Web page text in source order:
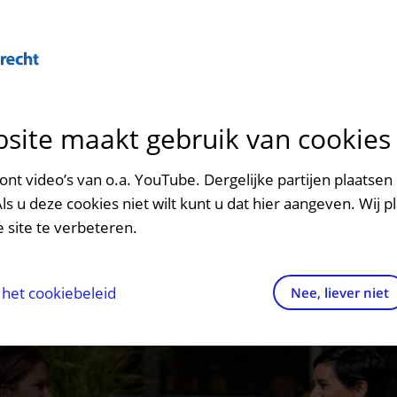
patiëntportaal
het ziekenhuis
en voorzieningen
en veiligheid
Contact en route
Contactgegevens
Contact met polikliniek
Verwijzers
Teleconsult aanvragen
Zorgverlenersportaal
uVerhalen uit het UMC Utrecht Hoe werken wij samen
maakt gebruik van cookies
video’s van o.a. YouTube. Dergelijke partijen
u deze cookies niet wilt kunt u dat hier aangeven. Wij
site te verbeteren.
cookiebeleid Nee, liever niet